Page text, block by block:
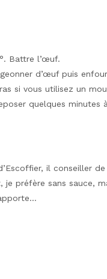
Battre l’œuf.
d’œuf puis
si vous utilisez un
quelques minutes
il conseiller
je préfère sans sauce,